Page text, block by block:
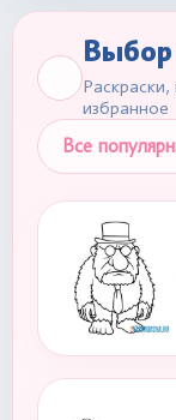
Выбор
избранное
Все